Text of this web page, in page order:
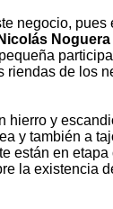
negocio,
Nicolás
de los
hierro y
y también a
están en
la existencia